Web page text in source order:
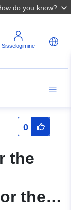
do you know?
Sisselogimine
0
the
the